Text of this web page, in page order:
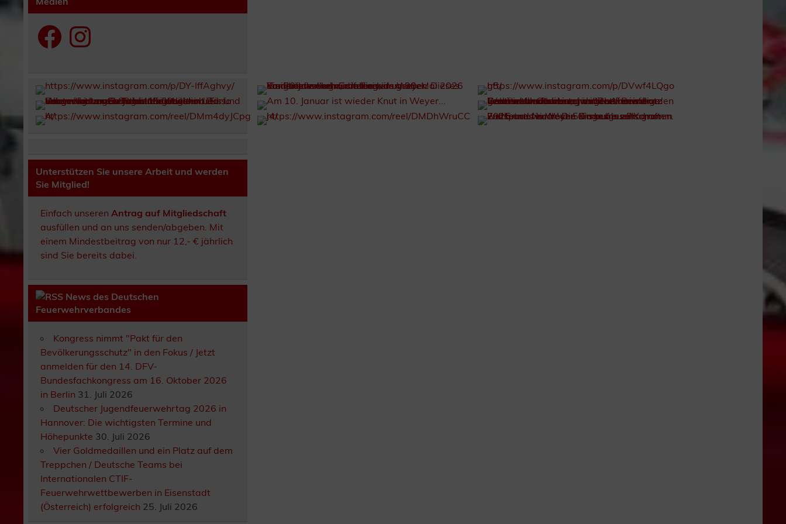
FacebookInstagram
Unterstützen Sie unsere Arbeit und werden
Sie Mitglied!
Einfach unserenAntrag auf Mitgliedschaft
ausfüllen und an uns senden/abgeben. Mit
einem Mindestbeitrag von nur 12,- € jährlich
sind Sie bereits dabei.
News des Deutschen
Feuerwehrverbandes
Kongress nimmt "Pakt für den
Bevölkerungsschutz" in den Fokus / Jetzt
anmelden für den 14. DFV-
Bundesfachkongress am 16. Oktober 2026
in Berlin 31. Juli 2026
Deutscher Jugendfeuerwehrtag 2026 in
Hannover: Die wichtigsten Termine und
Höhepunkte 30. Juli 2026
Vier Goldmedaillen und ein Platz auf dem
Treppchen / Deutsche Teams bei
Internationalen CTIF-
Feuerwehrwettbewerben in Eisenstadt
(Österreich) erfolgreich 25. Juli 2026